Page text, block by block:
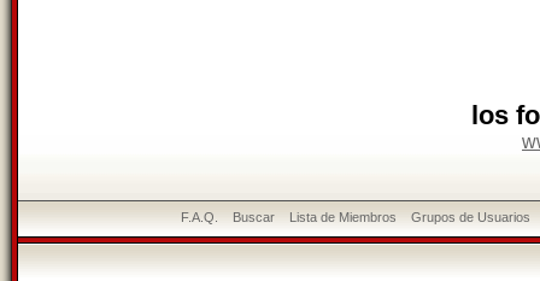
los
F.A.Q. Buscar Lista de Miembros Grupos de Usuarios